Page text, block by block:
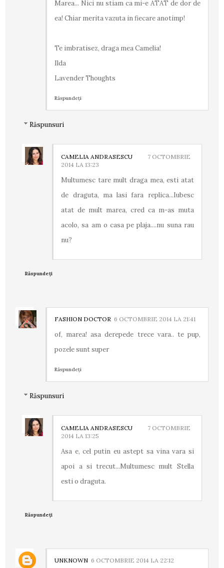
Marea... Nici nu stiam ca mi-e ATAT de dor de
ea! Chiar merita vazuta in fiecare anotimp!
Te imbratisez, draga mea Camelia!
Ilda
Lavender Thoughts
Răspundeți
Răspunsuri
CAMELIA ANDRASESCU
7 OCTOMBRIE
2014 LA 13:23
Multumesc tare mult draga mea, esti atat
de draguta, ma lasi fara replica...Iubesc
atat de mult marea, cred ca m-as muta
acolo, sa am o casa pe plaja....nu suna rau
nu?
Răspundeți
FASHION DOCTOR 6 OCTOMBRIE 2014 LA 21:41
of, marea! asa derepede trece vara.. te pup,
pozele sunt super
Răspundeți
Răspunsuri
CAMELIA ANDRASESCU
7 OCTOMBRIE
2014 LA 13:25
Asa e, cel putin eu astept sa vina vara si
apoi a si trecut...Multumesc mult Stella
esti o draguta.
Răspundeți
UNKNOWN 6 OCTOMBRIE 2014 LA 22:12